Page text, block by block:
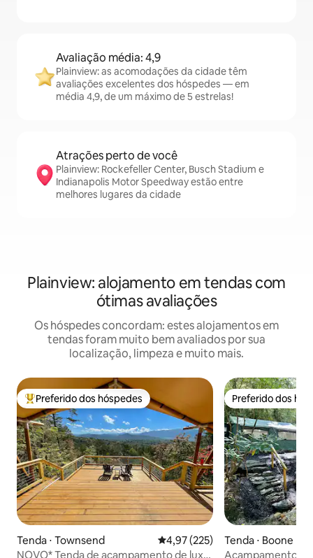
Avaliação média: 4,9
Plainview: as acomodações da cidade têm
avaliações excelentes dos hóspedes — em
média 4,9, de um máximo de 5 estrelas!
Atrações perto de você
Plainview: Rockefeller Center, Busch Stadium e
Indianapolis Motor Speedway estão entre
melhores lugares da cidade
Plainview: alojamento em tendas com
ótimas avaliações
Os hóspedes concordam: estes alojamentos em
tendas foram muito bem avaliados por sua
localização, limpeza e muito mais.
Entre os melhores preferidos dos hóspedes
Preferido dos hóspedes
Tenda ⋅ Townsend 4,97 de uma avaliação média de
4,97 (225)
NOVO* Tenda de acampamento de luxo
Preferido dos
Preferido dos
Tenda ⋅ Boone
Acampamento